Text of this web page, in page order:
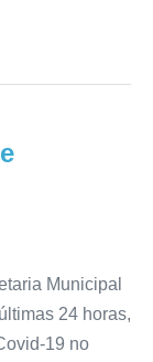
Municipal
24 horas,
19 no